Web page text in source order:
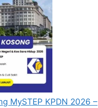
MySTEP KPDN 2026 –